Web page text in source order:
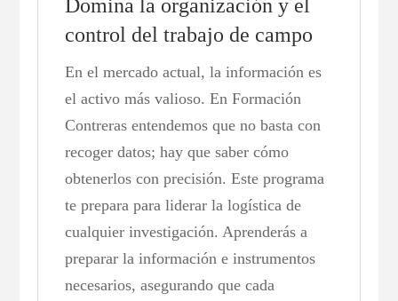
Domina la organización y el
control del trabajo de campo
En el mercado actual, la información es
el activo más valioso. En Formación
Contreras entendemos que no basta con
recoger datos; hay que saber cómo
obtenerlos con precisión. Este programa
te prepara para liderar la logística de
cualquier investigación. Aprenderás a
preparar la información e instrumentos
necesarios, asegurando que cada